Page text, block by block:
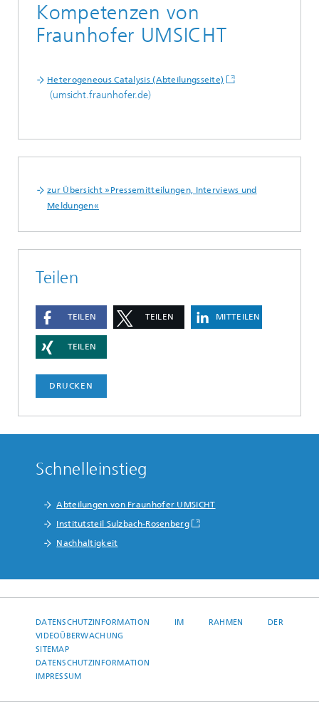
Kompetenzen von
Fraunhofer UMSICHT
Heterogeneous Catalysis (Abteilungsseite)
(umsicht.fraunhofer.de)
zur Übersicht »Pressemitteilungen, Interviews und
Meldungen«
Teilen
TEILEN TEILEN MITTEILEN
TEILEN
DRUCKEN
Schnelleinstieg
Abteilungen von Fraunhofer UMSICHT
Institutsteil Sulzbach-Rosenberg
Nachhaltigkeit
DATENSCHUTZINFORMATION IM RAHMEN DER
VIDEOÜBERWACHUNG
SITEMAP
DATENSCHUTZINFORMATION
IMPRESSUM